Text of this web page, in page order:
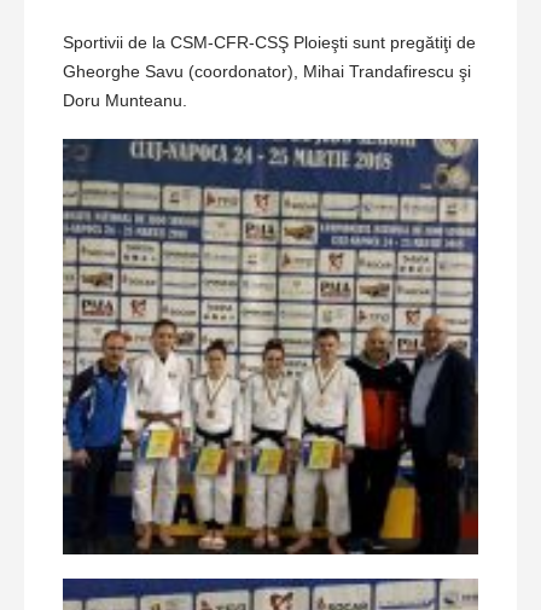
Sportivii de la CSM-CFR-CSŞ Ploieşti sunt pregătiţi de
Gheorghe Savu (coordonator), Mihai Trandafirescu şi
Doru Munteanu.